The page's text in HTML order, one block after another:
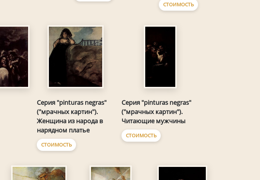
СТОИМОСТЬ
Серия "pinturas negras"
("мрачных картин").
Женщина из народа в
нарядном платье
СТОИМОСТЬ
Серия "pinturas negras"
("мрачных картин").
Читающие мужчины
СТОИМОСТЬ